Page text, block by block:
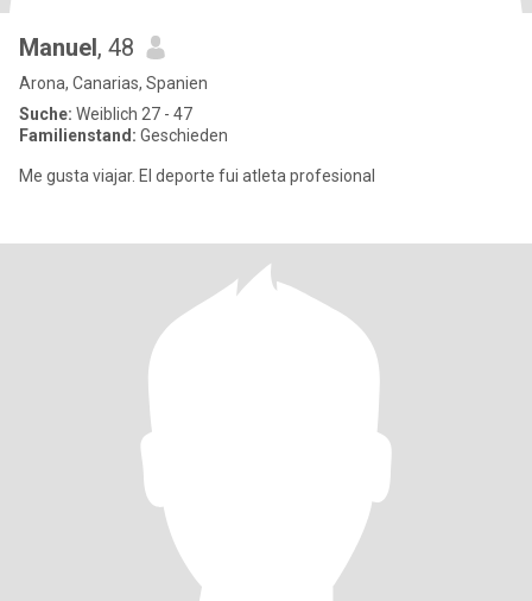
Manuel, 48
Arona, Canarias, Spanien
Suche: Weiblich 27 - 47
Familienstand: Geschieden
Me gusta viajar. El deporte fui atleta profesional